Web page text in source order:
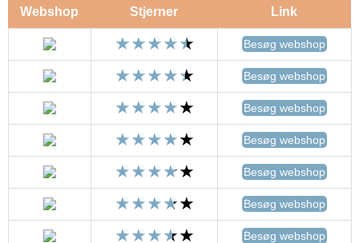
Webshop Stjerner Link
Besøg webshop
Besøg webshop
Besøg webshop
Besøg webshop
Besøg webshop
Besøg webshop
Besøg webshop